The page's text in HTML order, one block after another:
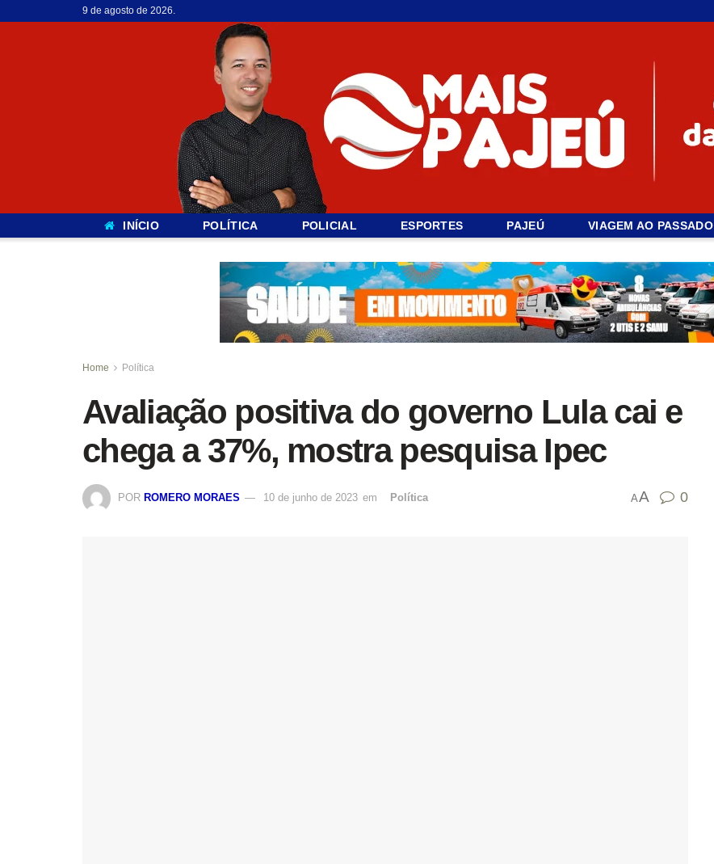
9 de agosto de 2026.
INÍCIO POLÍTICA POLICIAL ESPORTES PAJEÚ VIAGEM AO PASSADO
Home Política
Avaliação positiva do governo Lula cai e
chega a 37%, mostra pesquisa Ipec
POR ROMERO MORAES 10 de junho de 2023 emﾠ Política AA 0